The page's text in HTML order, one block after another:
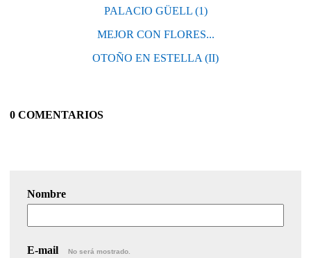
PALACIO GÜELL (1)
MEJOR CON FLORES...
OTOÑO EN ESTELLA (II)
0 COMENTARIOS
Nombre
E-mail No será mostrado.